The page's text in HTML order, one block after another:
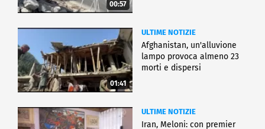
00:57
01:41
ULTIME NOTIZIE
Afghanistan, un'alluvione
lampo provoca almeno 23
morti e dispersi
ULTIME NOTIZIE
Iran, Meloni: con premier